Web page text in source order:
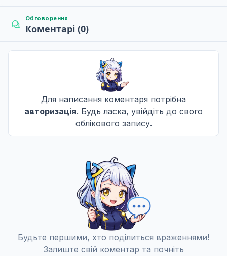
07 бер. 2021
Поки сніг не розтане
Це може здаватися ненавистю
21 бер. 2021
Я подарую тобі небо
Обговорення
Коментарі (0)
Для написання коментаря потрібна
авторизація. Будь ласка, увійдіть до свого
облікового запису.
Будьте першими, хто поділиться враженнями!
Залиште свій коментар та почніть